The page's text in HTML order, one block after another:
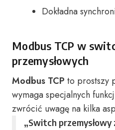
Dokładna
Modbus TCP w
przemysłowych
Modbus TCP to prostszy
wymaga specjalnych
zwrócić uwagę na kilka
„Switch przemysłowy